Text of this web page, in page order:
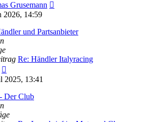
Grusemann
2026, 14:59
und Partsanbieter
Re: Händler Italyracing
Beitrag
2025, 13:41
Der Club